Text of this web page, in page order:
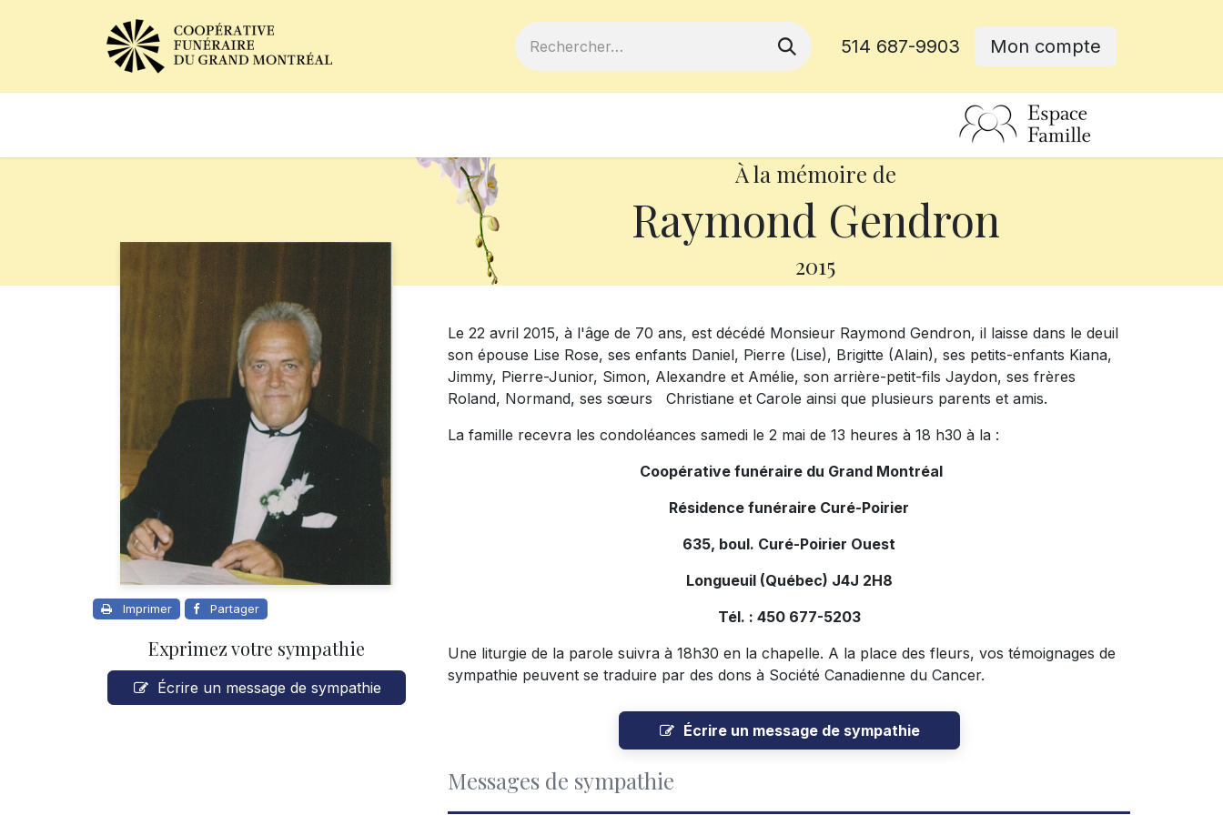
514 687-9903 Mon compte
À la mémoire de
Raymond Gendron
2015
Imprimer Partager
Exprimez votre sympathie
Écrire un message de sympathie
Le 22 avril 2015, à l'âge de 70 ans, est décédé Monsieur Raymond Gendron, il laisse dans le deuil
son épouse Lise Rose, ses enfants Daniel, Pierre (Lise), Brigitte (Alain), ses petits-enfants Kiana,
Jimmy, Pierre-Junior, Simon, Alexandre et Amélie, son arrière-petit-fils Jaydon, ses frères
Roland, Normand, ses sœurs Christiane et Carole ainsi que plusieurs parents et amis.
La famille recevra les condoléances samedi le 2 mai de 13 heures à 18 h30 à la :
Coopérative funéraire du Grand Montréal
Résidence funéraire Curé-Poirier
635, boul. Curé-Poirier Ouest
Longueuil (Québec) J4J 2H8
Tél. : 450 677-5203
Une liturgie de la parole suivra à 18h30 en la chapelle. A la place des fleurs, vos témoignages de
sympathie peuvent se traduire par des dons à Société Canadienne du Cancer.
Écrire un message de sympathie
Messages de sympathie